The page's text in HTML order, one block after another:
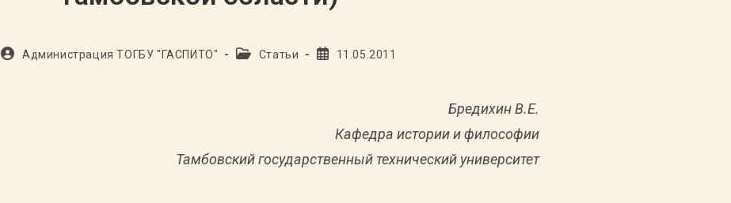
АвторАдминистрация ТОГБУ "ГАСПИТО"
Рубрика
Статьи
Запись11.05.2011
Бредихин В.Е.
Кафедра истории и философии
Тамбовский государственный технический университет